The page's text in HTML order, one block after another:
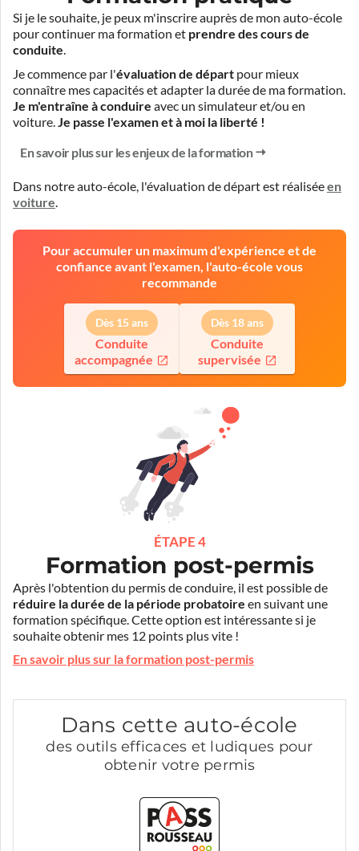
Si je le souhaite, je peux m'inscrire auprès de mon auto-école
pour continuer ma formation et prendre des cours de
conduite.
Je commence par l'évaluation de départ pour mieux
connaître mes capacités et adapter la durée de ma formation.
Je m'entraîne à conduire avec un simulateur et/ou en
voiture. Je passe l'examen et à moi la liberté !
En savoir plus sur les enjeux de la formation
Dans notre auto-école, l'évaluation de départ est réaliséeen
voiture
Pour accumuler un maximum d'expérience et de
confiance avant l'examen, l'auto-école vous
recommande
Dès 15 ans
Conduite
accompagnée
Dès 18 ans
Conduite
supervisée
ÉTAPE 4
Formation post-permis
Après l'obtention du permis de conduire, il est possible de
réduire la durée de la période probatoire en suivant une
formation spécifique. Cette option est intéressante si je
souhaite obtenir mes 12 points plus vite !
En savoir plus sur la formation post-permis
Dans cette auto-école
des outils efficaces et ludiques pour
obtenir votre permis